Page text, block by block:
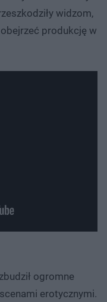
widzom,
produkcję w
ogromne
erotycznymi.